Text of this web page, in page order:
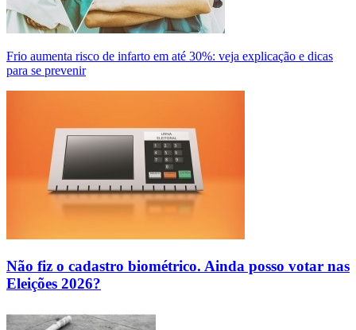
Frio aumenta risco de infarto em até 30%: veja explicação e dicas
para se prevenir
Não fiz o cadastro biométrico. Ainda posso votar nas
Eleições 2026?